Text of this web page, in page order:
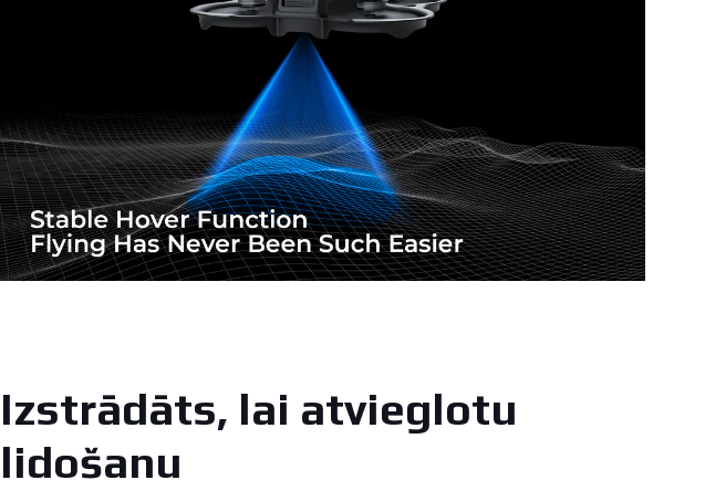
Izstrādāts, lai atvieglotu
lidošanu